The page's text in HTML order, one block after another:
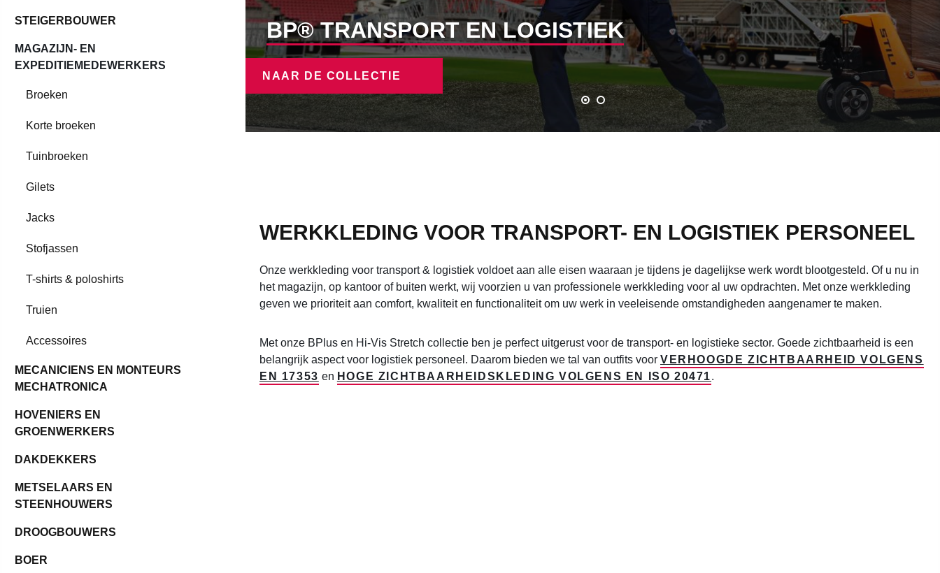
STEIGERBOUWER
MAGAZIJN- EN
EXPEDITIEMEDEWERKERS
Broeken
Korte broeken
Tuinbroeken
Gilets
Jacks
Stofjassen
T-shirts & poloshirts
Truien
Accessoires
MECANICIENS EN MONTEURS
MECHATRONICA
HOVENIERS EN
GROENWERKERS
DAKDEKKERS
METSELAARS EN
STEENHOUWERS
DROOGBOUWERS
BOER
BP® TRANSPORT EN LOGISTIEK
NAAR DE COLLECTIE
WERKKLEDING VOOR TRANSPORT- EN LOGISTIEK PERSONEEL
Onze werkkleding voor transport & logistiek voldoet aan alle eisen waaraan je tijdens je dagelijkse werk wordt blootgesteld. Of u nu in
het magazijn, op kantoor of buiten werkt, wij voorzien u van professionele werkkleding voor al uw opdrachten. Met onze werkkleding
geven we prioriteit aan comfort, kwaliteit en functionaliteit om uw werk in veeleisende omstandigheden aangenamer te maken.
Met onze BPlus en Hi-Vis Stretch collectie ben je perfect uitgerust voor de transport- en logistieke sector. Goede zichtbaarheid is een
belangrijk aspect voor logistiek personeel. Daarom bieden we tal van outfits voor VERHOOGDE ZICHTBAARHEID VOLGENS
EN 17353 en HOGE ZICHTBAARHEIDSKLEDING VOLGENS EN ISO 20471.